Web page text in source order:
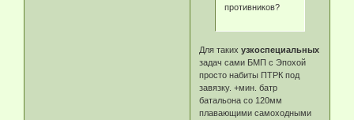
противников?
Для такихузкоспециальных
задач сами БМП с Эпохой
просто набиты ПТРК под
завязку. +мин. батр
батальона со 120мм
плавающими самоходными